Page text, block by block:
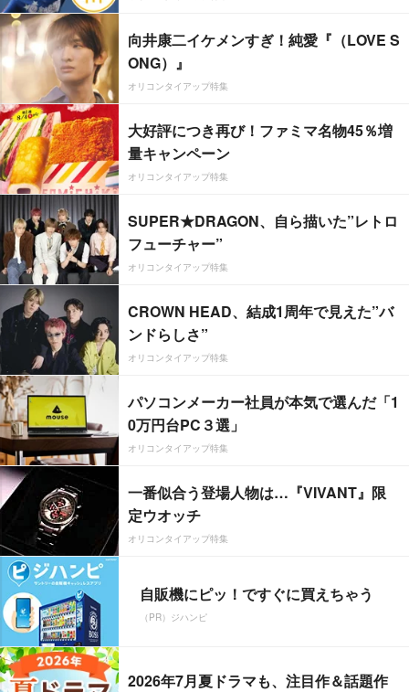
向井康二イケメンすぎ！純愛『（LOVE S
ONG）』
オリコンタイアップ特集
大好評につき再び！ファミマ名物45％増
量キャンペーン
オリコンタイアップ特集
SUPER★DRAGON、自ら描いた”レトロ
フューチャー”
オリコンタイアップ特集
CROWN HEAD、結成1周年で見えた”バ
ンドらしさ”
オリコンタイアップ特集
パソコンメーカー社員が本気で選んだ「1
0万円台PC３選」
オリコンタイアップ特集
一番似合う登場人物は…『VIVANT』限
定ウオッチ
オリコンタイアップ特集
自販機にピッ！ですぐに買えちゃう
（PR）ジハンピ
2026年7月夏ドラマも、注目作＆話題作